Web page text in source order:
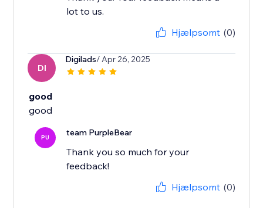
lot to us.
Hjælpsomt (0)
DI
Digilads/ Apr 26, 2025
good
good
PU team PurpleBear
Thank you so much for your
feedback!
Hjælpsomt (0)